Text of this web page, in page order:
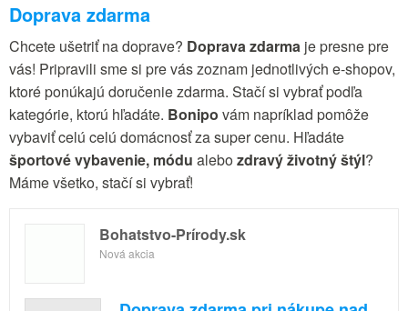
Doprava zdarma
Chcete ušetriť na doprave? Doprava zdarma je presne pre
vás! Pripravili sme si pre vás zoznam jednotlivých e-shopov,
ktoré ponúkajú doručenie zdarma. Stačí si vybrať podľa
kategórie, ktorú hľadáte. Bonipo vám napríklad pomôže
vybaviť celú celú domácnosť za super cenu. Hľadáte
športové vybavenie, módu alebo zdravý životný štýl?
Máme všetko, stačí si vybrať!
Bohatstvo-Prírody.sk
Nová akcia